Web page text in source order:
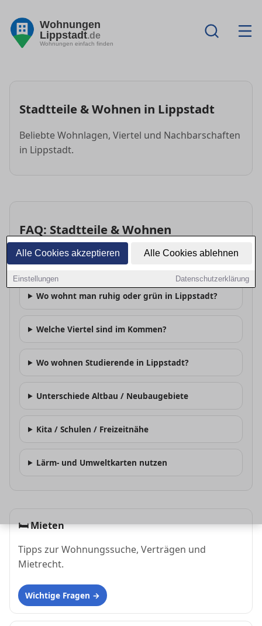
Alle Cookies akzeptieren Alle Cookies ablehnen
Einstellungen Datenschutzerklärung
Wohnungen
Lippstadt.de
Wohnungen einfach finden
Stadtteile & Wohnen in Lippstadt
Beliebte Wohnlagen, Viertel und Nachbarschaften
in Lippstadt.
FAQ: Stadtteile & Wohnen
Welche Stadtteile sind beliebt in Lippstadt?
Wo wohnt man ruhig oder grün in Lippstadt?
Welche Viertel sind im Kommen?
Wo wohnen Studierende in Lippstadt?
Unterschiede Altbau / Neubaugebiete
Kita / Schulen / Freizeitnähe
Lärm- und Umweltkarten nutzen
🛏Mieten
Tipps zur Wohnungssuche, Verträgen und
Mietrecht.
Wichtige Fragen